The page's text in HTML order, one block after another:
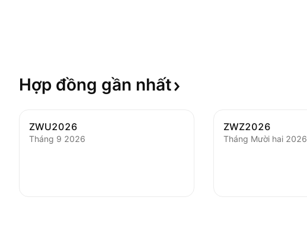
Hợp đồng gần nhất
ZWU2026
Tháng 9 2026
ZWZ2026
Tháng Mười hai 2026